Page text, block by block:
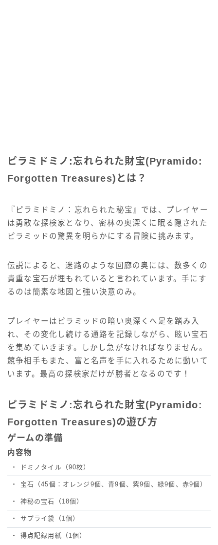
ピラミドミノ:忘れられた財宝(Pyramido:
Forgotten Treasures)とは？
『ピラミドミノ：忘れられた秘宝』では、プレイヤー
は勇敢な探検家となり、密林の奥深くに眠る隠された
ピラミッドの驚異を明らかにする冒険に挑みます。
伝説によると、迷路のような回廊の奥には、数多くの
貴重な宝石が埋もれていると言われています。手にす
るのは簡素な地図と強い決意のみ。
プレイヤーはピラミッドの暗い奥深くへ足を踏み入
れ、その変化し続ける通路を記録しながら、眩い宝石
を集めていきます。しかし急がなければなりません。
競争相手もまた、富と名声を手に入れるために動いて
います。最高の探検家だけが勝者となるのです！
ピラミドミノ:忘れられた財宝(Pyramido:
Forgotten Treasures)の遊び方
ゲームの準備
内容物
・ ドミノタイル（90枚）
・ 宝石（45個：オレンジ9個、青9個、紫9個、緑9個、赤9個）
・ 神秘の宝石（18個）
・ サプライ袋（1個）
・ 得点記録用紙（1個）